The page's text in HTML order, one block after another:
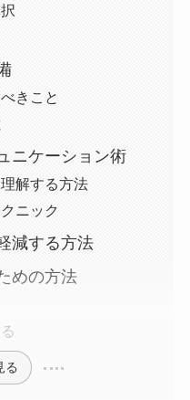
きこと
ニケーション術
解する方法
ニック
減する方法
めの方法
る